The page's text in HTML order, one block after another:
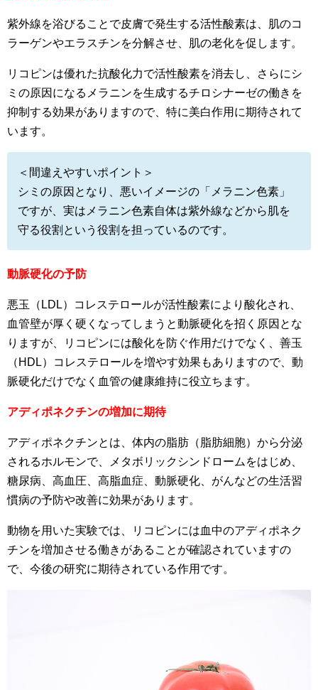
紫外線を浴びることで皮膚で発生する活性酸素は、肌のコ
ラーゲンやエラスチンを分解させ、肌の老化を促します。
リコピンは優れた抗酸化力で活性酸素を消去し、さらにシ
ミの原因になるメラニンを生成するチロシナーゼの働きを
抑制する効果がありますので、特に美白作用に期待されて
います。
＜間違えやすいポイント＞
シミの原因となり、悪いイメージの「メラニン色素」
ですが、実はメラニン色素自体は紫外線などから肌を
守る役割という役割を担っているのです。
動脈硬化の予防
悪玉（LDL）コレステロールが活性酸素により酸化され、
血管壁が厚く硬くなってしまうと動脈硬化を招く原因とな
りますが、リコピンには酸化を防ぐ作用だけでなく、善玉
（HDL）コレステロールを増やす効果もありますので、動
脈硬化だけでなく血管の健康維持に役立ちます。
アディポネクチンの増加に期待
アディポネクチンとは、体内の脂肪（脂肪細胞）から分泌
されるホルモンで、メタボリックシンドロームをはじめ、
糖尿病、高血圧、高脂血症、動脈硬化、がんなどの生活習
慣病の予防や改善に効果があります。
動物を用いた実験では、リコピンには血中のアディポネク
チンを増加させる働きがあることが確認されていますの
で、今後の研究に期待されている作用です。